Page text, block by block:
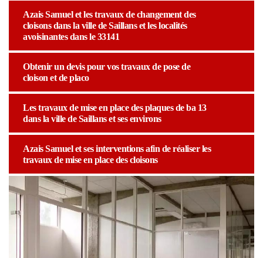
Azais Samuel et les travaux de changement des
cloisons dans la ville de Saillans et les localités
avoisinantes dans le 33141
Obtenir un devis pour vos travaux de pose de
cloison et de placo
Les travaux de mise en place des plaques de ba 13
dans la ville de Saillans et ses environs
Azais Samuel et ses interventions afin de réaliser les
travaux de mise en place des cloisons